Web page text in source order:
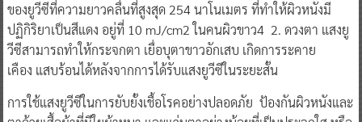
ของยูวีซีที่ความยาวคลื่นที่สูงสุด 254 นาโนเมตร ที่ทำให้ผิวหนังมี
ปฏิกิริยาเป็นสีแดง อยู่ที่ 10 mJ/cm2 ในคนผิวขาว4 2. ดวงตา แสงยู
วีซีสามารถทำให้กระจกตา เยื่อบุตาขาวอักเสบ เกิดการระคาย
เคือง แสบร้อนได้หลังจากการได้รับแสงยูวีซีในระยะสั้น
การใช้แสงยูวีซีในการยับยั้งเชื้อโรคอย่างปลอดภัย ป้องกันผิวหนังและ